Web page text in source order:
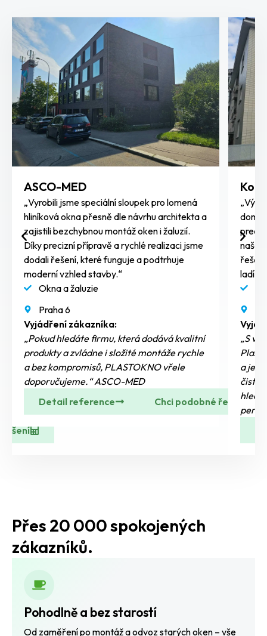
řešení
ASCO-MED
„Vyrobili jsme speciální sloupek pro lomená
hliníková okna přesně dle návrhu architekta a
zajistili bezchybnou montáž oken i žaluzií.
Díky precizní přípravě a rychlé realizaci jsme
dodali řešení, které funguje a podtrhuje
moderní vzhled stavby.“
Okna a žaluzie
Praha 6
Vyjádření zákazníka:
„Pokud hledáte firmu, která dodává kvalitní
produkty a zvládne i složité montáže rychle
a bez kompromisů, PLASTOKNO vřele
doporučujeme.“ ASCO-MED
Detail reference
Chci podobné řešení
domě
ladí s
„S
a
hledá
Přes 20 000 spokojených
zákazníků.
Pohodlně a bez starostí
Od zaměření po montáž a odvoz starých oken – vše